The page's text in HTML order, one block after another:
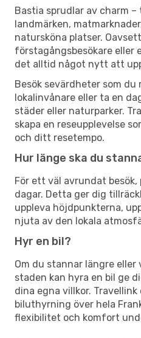
Bastia sprudlar av charm –
landmärken,
natursköna platser.
förstagångsbesökare eller
det alltid något nytt att
Besök sevärdheter som du
lokalinvånare eller ta en
städer eller naturparker.
skapa en reseupplevelse
och ditt resetempo.
Hur länge ska du
För ett väl avrundat
dagar. Detta ger dig
uppleva höjdpunkterna,
njuta av den lokala
Hyr en bil?
Om du stannar längre
staden kan hyra en bil ge
dina egna villkor.
biluthyrning över hela
flexibilitet och komfort